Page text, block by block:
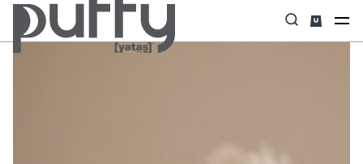
Anasayfa Uyku Tekstili Battaniye & Battaniyeli Set Sova